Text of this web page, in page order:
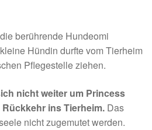
2022
berührende Hundeomi
Hündin durfte vom Tierheim
Pflegestelle ziehen.
nicht weiter um Princess
ins Tierheim. Das
nicht zugemutet werden.